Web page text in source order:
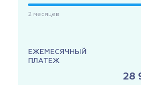
2 месяцев
ЕЖЕМЕСЯЧНЫЙ
ПЛАТЕЖ
28